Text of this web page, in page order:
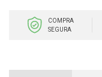
COMPRA
SEGURA